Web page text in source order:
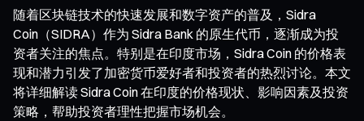
随着区块链技术的快速发展和数字资产的普及，Sidra
Coin（SIDRA）作为 Sidra Bank 的原生代币，逐渐成为投
资者关注的焦点。特别是在印度市场，Sidra Coin 的价格表
现和潜力引发了加密货币爱好者和投资者的热烈讨论。本文
将详细解读 Sidra Coin 在印度的价格现状、影响因素及投资
策略，帮助投资者理性把握市场机会。